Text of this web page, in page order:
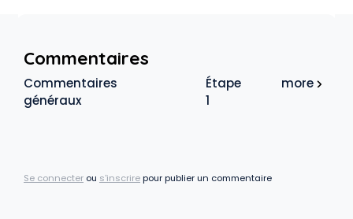
Commentaires
Commentaires
généraux
Étape
1
more
Se connecter ou s'inscrirepour publier un commentaire